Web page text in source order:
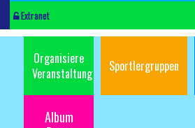
Extranet
Organisiere
Veranstaltung
Sportlergruppen
Album